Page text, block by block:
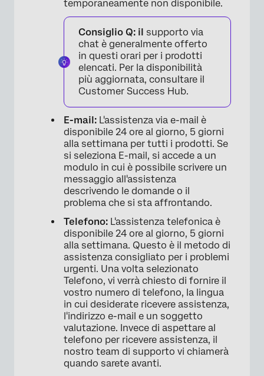
×
×
temporaneamente non disponibile.
Consiglio Q: il supporto via
chat è generalmente offerto
in questi orari per i prodotti
elencati. Per la disponibilità
più aggiornata, consultare il
Customer Success Hub.
E-mail: L'assistenza via e-mail è
disponibile 24 ore al giorno, 5 giorni
alla settimana per tutti i prodotti. Se
si seleziona E-mail, si accede a un
modulo in cui è possibile scrivere un
messaggio all'assistenza
descrivendo le domande o il
problema che si sta affrontando.
Telefono: L'assistenza telefonica è
disponibile 24 ore al giorno, 5 giorni
alla settimana. Questo è il metodo di
assistenza consigliato per i problemi
urgenti. Una volta selezionato
Telefono, vi verrà chiesto di fornire il
vostro numero di telefono, la lingua
in cui desiderate ricevere assistenza,
l'indirizzo e-mail e un soggetto
valutazione. Invece di aspettare al
telefono per ricevere assistenza, il
nostro team di supporto vi chiamerà
quando sarete avanti.